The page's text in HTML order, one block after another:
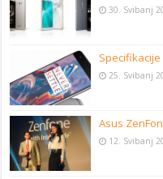
30. Svibanj
25. Svibanj
Asus
12. Svibanj